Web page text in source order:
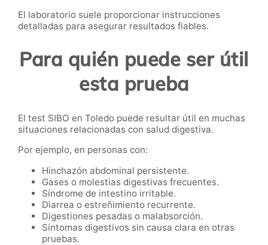
El laboratorio suele proporcionar instrucciones
detalladas para asegurar resultados fiables.
Para quién puede ser útil
esta prueba
El test SIBO en Toledo puede resultar útil en muchas
situaciones relacionadas con salud digestiva.
Por ejemplo, en personas con:
Hinchazón abdominal persistente.
Gases o molestias digestivas frecuentes.
Síndrome de intestino irritable.
Diarrea o estreñimiento recurrente.
Digestiones pesadas o malabsorción.
Síntomas digestivos sin causa clara en otras
pruebas.